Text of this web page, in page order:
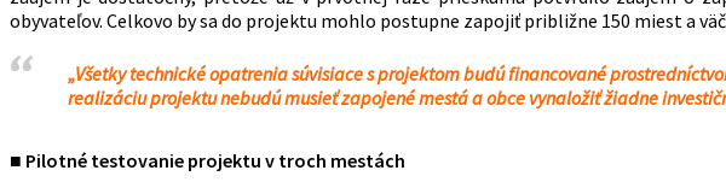
obyvateľov. Celkovo by sa do projektu mohlo postupne zapojiť približne 150 miest a
„Všetky technické opatrenia súvisiace s projektom budú financované
realizáciu projektu nebudú musieť zapojené mestá a obce vynaložiť žiadne
■ Pilotné testovanie projektu v troch mestách